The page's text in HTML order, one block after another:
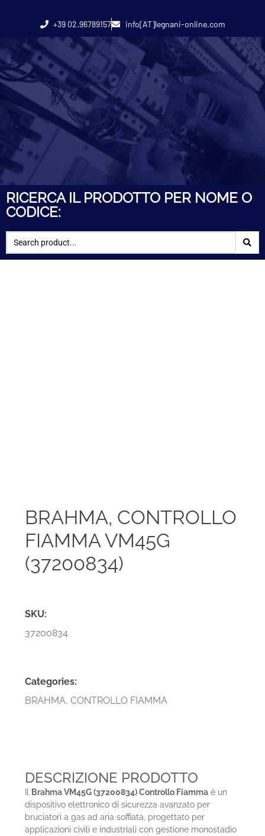
+39 02.96789157 info[AT]legnani-online.com
RICERCA IL PRODOTTO PER NOME O
CODICE:
BRAHMA, CONTROLLO
FIAMMA VM45G
(37200834)
SKU:
37200834
Categories:
BRAHMA,CONTROLLO FIAMMA
DESCRIZIONE PRODOTTO
Brahma VM45G (37200834) Controllo Fiamma è un
dispositivo elettronico di sicurezza avanzato per
bruciatori a gas ad aria soffiata, progettato per
applicazioni civili e industriali con gestione monostadio